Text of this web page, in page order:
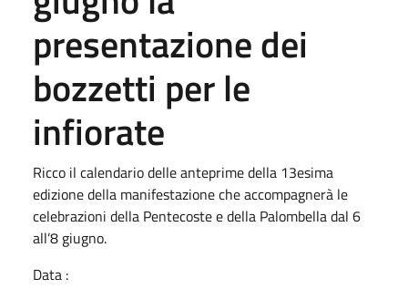
presentazione dei
bozzetti per le
infiorate
Ricco il calendario delle anteprime della 13esima
edizione della manifestazione che accompagnerà le
celebrazioni della Pentecoste e della Palombella dal 6
all’8 giugno.
Data :